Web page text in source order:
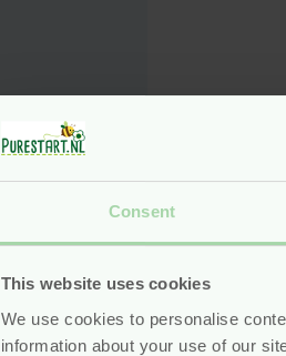
Consent
This website uses cookies
We use cookies to personalise
information about your use of our
Happy
Voor